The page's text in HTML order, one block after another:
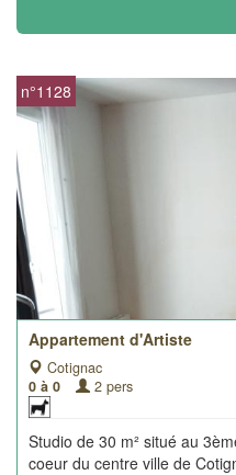
Appartement d'Artiste
Cotignac
0 à 0
2 pers
Studio de 30 m² situé au
coeur du centre ville de
n°1128